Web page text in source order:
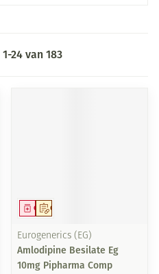
1-24van 183
Op voorschrift
Geneesmiddel
Eurogenerics (EG)
Amlodipine Besilate Eg
10mg Pipharma Comp